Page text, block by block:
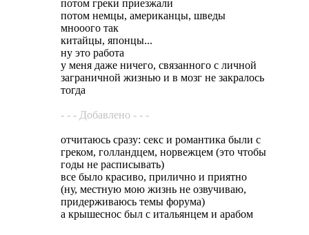
потом греки приезжали
потом немцы, американцы, шведы
мнооого так
китайцы, японцы...
ну это работа
у меня даже ничего, связанного с личной
заграничной жизнью и в мозг не закралось
тогда
- - - Добавлено - - -
отчитаюсь сразу: секс и романтика были с
греком, голландцем, норвежцем (это чтобы
годы не расписывать)
все было красиво, прилично и приятно
(ну, местную мою жизнь не озвучиваю,
придерживаюсь темы форума)
а крышеснос был с итальянцем и арабом